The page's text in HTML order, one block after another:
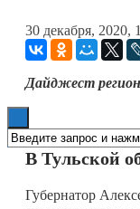
ESG
30 декабря, 2020,
Дайджест
В Тульской
Губернатор